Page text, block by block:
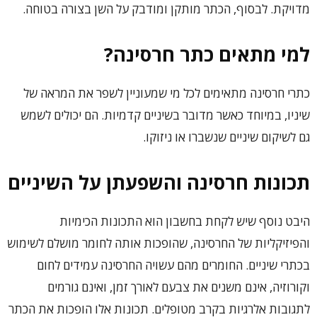
מדויקת. לבסוף, הכתר מותקן ומודבק על השן בצורה בטוחה.
למי מתאים כתר חרסינה?
כתרי חרסינה מתאימים לכל מי שמעוניין לשפר את המראה של
שיניו, במיוחד כאשר מדובר בשיניים קדמיות. הם יכולים לשמש
גם לשיקום שיניים שנשברו או ניזוקו.
תכונות חרסינה והשפעתן על השיניים
היבט נוסף שיש לקחת בחשבון הוא התכונות הכימיות
והפיזיקליות של החרסינה, שהופכות אותה לחומר מושלם לשימוש
בכתרי שיניים. החומרים מהם עשויה החרסינה עמידים לחום
וקורוזיה, אינם משנים את צבעם לאורך זמן, ואינם גורמים
לתגובות אלרגיות בקרב מטופלים. תכונות אלו הופכות את הכתר